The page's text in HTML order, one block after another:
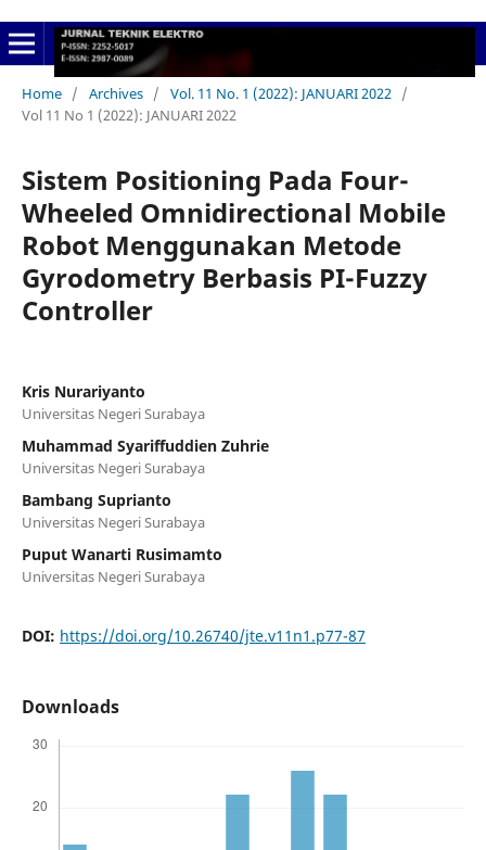
Home / Archives / Vol. 11 No. 1 (2022): JANUARI 2022 /
Vol 11 No 1 (2022): JANUARI 2022
Sistem Positioning Pada Four-
Wheeled Omnidirectional Mobile
Robot Menggunakan Metode
Gyrodometry Berbasis PI-Fuzzy
Controller
Kris Nurariyanto
Universitas Negeri Surabaya
Muhammad Syariffuddien Zuhrie
Universitas Negeri Surabaya
Bambang Suprianto
Universitas Negeri Surabaya
Puput Wanarti Rusimamto
Universitas Negeri Surabaya
DOI: https://doi.org/10.26740/jte.v11n1.p77-87
Downloads